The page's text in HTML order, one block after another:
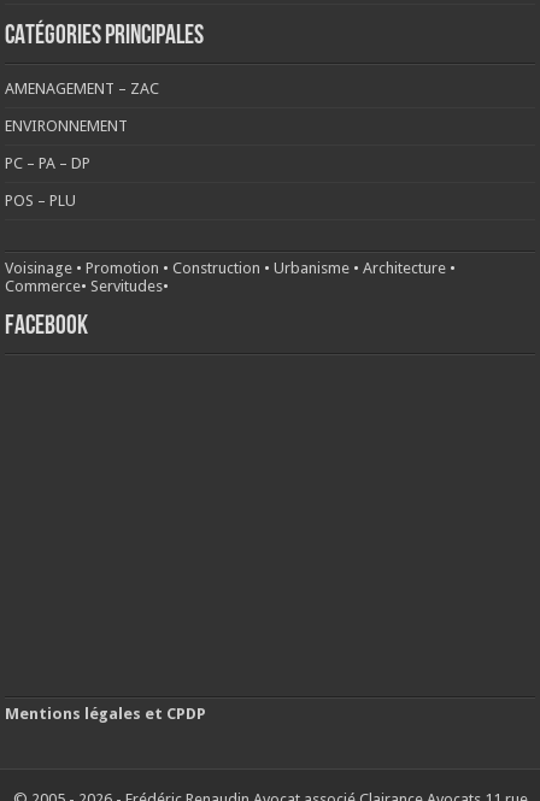
CATÉGORIES PRINCIPALES
AMENAGEMENT – ZAC
ENVIRONNEMENT
PC – PA – DP
POS – PLU
Voisinage •Promotion •Construction •Urbanisme •Architecture •
Commerce• Servitudes•
FACEBOOK
Mentions légales et CPDP